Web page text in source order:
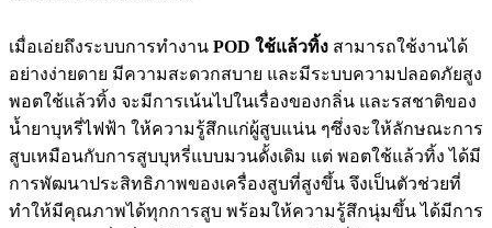
เมื่อเอ่ยถึงระบบการทำงาน POD ใช้แล้วทิ้ง สามารถใช้งานได้
อย่างง่ายดาย มีความสะดวกสบาย และมีระบบความปลอดภัยสูง
พอตใช้แล้วทิ้ง จะมีการเน้นไปในเรื่องของกลิ่น และรสชาติของ
น้ำยาบุหรี่ไฟฟ้า ให้ความรู้สึกแก่ผู้สูบแน่น ๆซึ่งจะให้ลักษณะการ
สูบเหมือนกับการสูบบุหรี่แบบมวนดั้งเดิม แต่ พอตใช้แล้วทิ้ง ได้มี
การพัฒนาประสิทธิภาพของเครื่องสูบที่สูงขึ้น จึงเป็นตัวช่วยที่
ทำให้มีคุณภาพได้ทุกการสูบ พร้อมให้ความรู้สึกนุ่มขึ้น ได้มีการ